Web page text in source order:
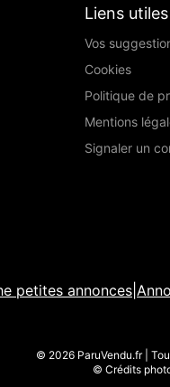
Liens utiles
Vos
Cookies
Politique de
Mentions
Signaler un
petites annonces
© 2026 ParuVendu.fr |
© Crédits